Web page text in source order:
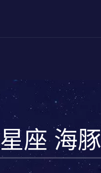
星座 海豚